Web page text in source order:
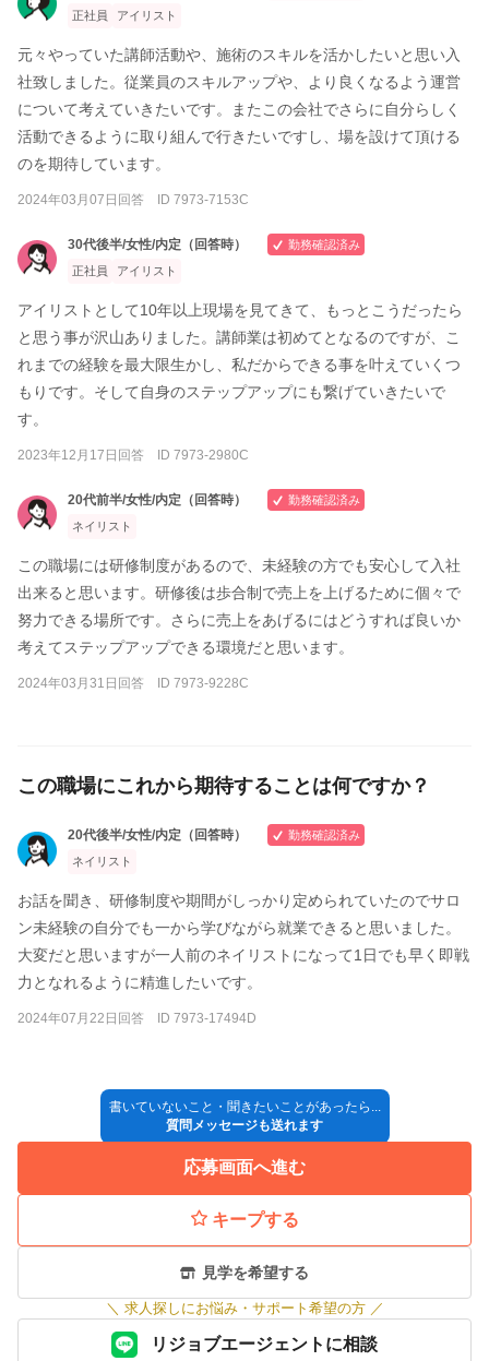
正社員
アイリスト
元々やっていた講師活動や、施術のスキルを活かしたいと思い入
社致しました。従業員のスキルアップや、より良くなるよう運営
について考えていきたいです。またこの会社でさらに自分らしく
活動できるように取り組んで行きたいですし、場を設けて頂ける
のを期待しています。
2024年03月07日回答 ID 7973-7153C
30代後半/女性/内定（回答時）
勤務確認済み
正社員
アイリスト
アイリストとして10年以上現場を見てきて、もっとこうだったら
と思う事が沢山ありました。講師業は初めてとなるのですが、こ
れまでの経験を最大限生かし、私だからできる事を叶えていくつ
もりです。そして自身のステップアップにも繋げていきたいで
す。
2023年12月17日回答 ID 7973-2980C
20代前半/女性/内定（回答時）
勤務確認済み
ネイリスト
この職場には研修制度があるので、未経験の方でも安心して入社
出来ると思います。研修後は歩合制で売上を上げるために個々で
努力できる場所です。さらに売上をあげるにはどうすれば良いか
考えてステップアップできる環境だと思います。
2024年03月31日回答 ID 7973-9228C
この職場にこれから期待することは何ですか？
20代後半/女性/内定（回答時）
勤務確認済み
ネイリスト
お話を聞き、研修制度や期間がしっかり定められていたのでサロ
ン未経験の自分でも一から学びながら就業できると思いました。
大変だと思いますが一人前のネイリストになって1日でも早く即戦
力となれるように精進したいです。
2024年07月22日回答 ID 7973-17494D
書いていないこと・聞きたいことがあったら...
質問メッセージも送れます
応募画面へ進む
キープする
見学を希望する
＼ 求人探しにお悩み・サポート希望の方 ／
リジョブエージェントに相談